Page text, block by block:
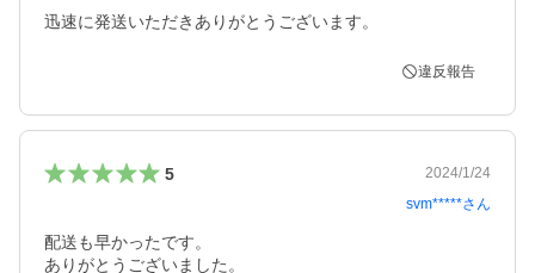
迅速に発送いただきありがとうございます。
違反報告
5
2024/1/24
svm*****さん
配送も早かったです。
ありがとうございました。